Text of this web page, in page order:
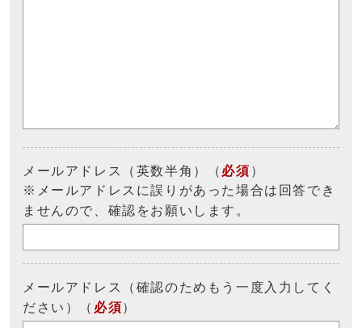
メールアドレス（英数半角）（ 必須 ）
※メールアドレスに誤りがあった場合は回答でき
ませんので、確認をお願いします。
メールアドレス（確認のためもう一度入力してく
ださい）（ 必須）